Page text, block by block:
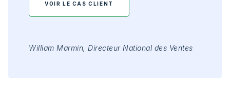
VOIR LE CAS CLIENT
William Marmin, Directeur National des Ventes